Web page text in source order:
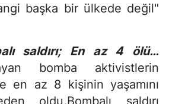
başka bir ülkede değil"
saldırı; En az 4 ölü…
bomba aktivistlerin
en az 8 kişinin yaşamını
oldu.Bombalı saldırı